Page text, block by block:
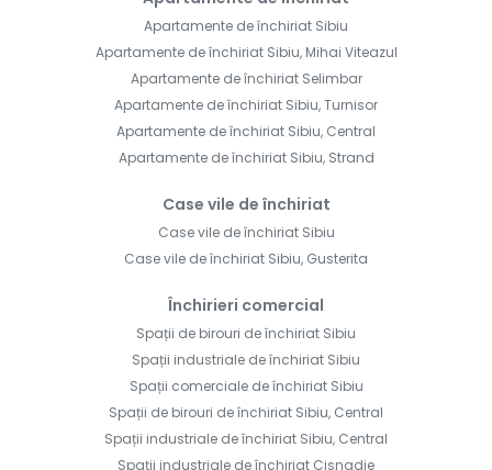
Apartamente de închiriat Sibiu
Apartamente de închiriat Sibiu, Mihai Viteazul
Apartamente de închiriat Selimbar
Apartamente de închiriat Sibiu, Turnisor
Apartamente de închiriat Sibiu, Central
Apartamente de închiriat Sibiu, Strand
Case vile de închiriat
Case vile de închiriat Sibiu
Case vile de închiriat Sibiu, Gusterita
Închirieri comercial
Spații de birouri de închiriat Sibiu
Spații industriale de închiriat Sibiu
Spații comerciale de închiriat Sibiu
Spații de birouri de închiriat Sibiu, Central
Spații industriale de închiriat Sibiu, Central
Spații industriale de închiriat Cisnadie